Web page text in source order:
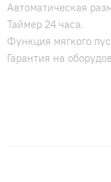
Автоматическая
Таймер 24 часа.
Функция мягкого
Гарантия на